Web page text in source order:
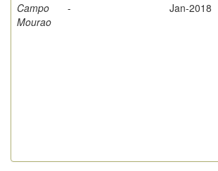
Campo
Mourao
- Jan-2018